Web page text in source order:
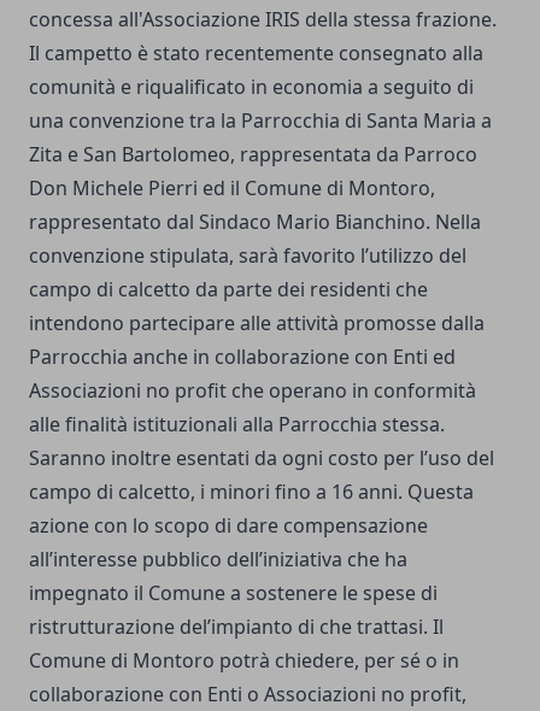
concessa all'Associazione IRIS della stessa frazione.
Il campetto è stato recentemente consegnato alla
comunità e riqualificato in economia a seguito di
una convenzione tra la Parrocchia di Santa Maria a
Zita e San Bartolomeo, rappresentata da Parroco
Don Michele Pierri ed il Comune di Montoro,
rappresentato dal Sindaco Mario Bianchino. Nella
convenzione stipulata, sarà favorito l’utilizzo del
campo di calcetto da parte dei residenti che
intendono partecipare alle attività promosse dalla
Parrocchia anche in collaborazione con Enti ed
Associazioni no profit che operano in conformità
alle finalità istituzionali alla Parrocchia stessa.
Saranno inoltre esentati da ogni costo per l’uso del
campo di calcetto, i minori fino a 16 anni. Questa
azione con lo scopo di dare compensazione
all’interesse pubblico dell’iniziativa che ha
impegnato il Comune a sostenere le spese di
ristrutturazione del’impianto di che trattasi. Il
Comune di Montoro potrà chiedere, per sé o in
collaborazione con Enti o Associazioni no profit,